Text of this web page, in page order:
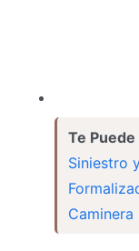
Te
Siniestro
Caminera